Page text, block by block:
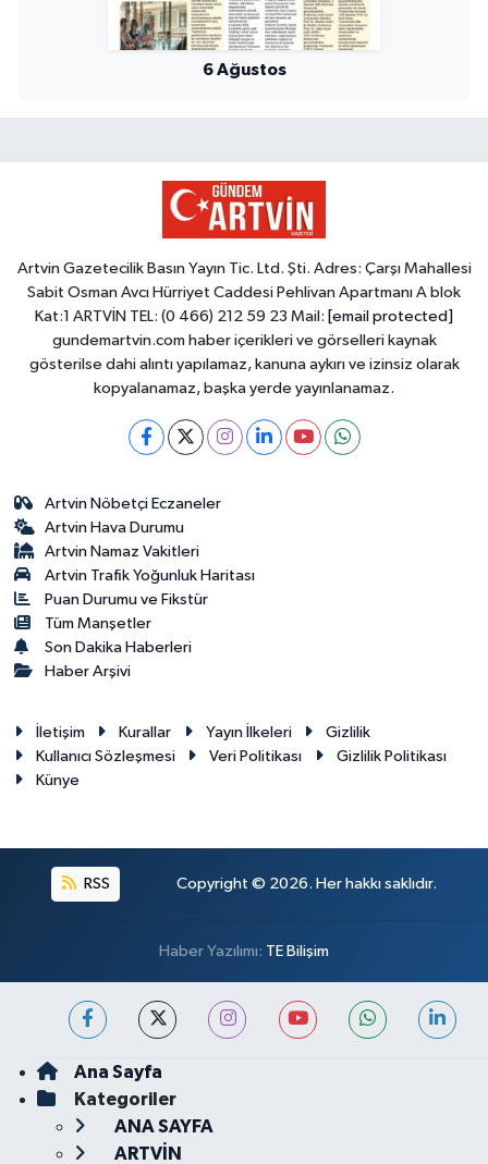
6 Ağustos
Artvin Gazetecilik Basın Yayın Tic. Ltd. Şti. Adres: Çarşı Mahallesi
Sabit Osman Avcı Hürriyet Caddesi Pehlivan Apartmanı A blok
Kat:1 ARTVİN TEL: (0 466) 212 59 23 Mail: [email protected]
gundemartvin.com haber içerikleri ve görselleri kaynak
gösterilse dahi alıntı yapılamaz, kanuna aykırı ve izinsiz olarak
kopyalanamaz, başka yerde yayınlanamaz.
Artvin Nöbetçi Eczaneler
Artvin Hava Durumu
Artvin Namaz Vakitleri
Artvin Trafik Yoğunluk Haritası
Puan Durumu ve Fikstür
Tüm Manşetler
Son Dakika Haberleri
Haber Arşivi
İletişim Kurallar Yayın İlkeleri
Gizlilik
Kullanıcı Sözleşmesi
Veri Politikası
Gizlilik Politikası
Künye
RSS Copyright © 2026. Her hakkı saklıdır.
Haber Yazılımı: TE Bilişim
Ana Sayfa
Kategoriler
ANA SAYFA
ARTVİN